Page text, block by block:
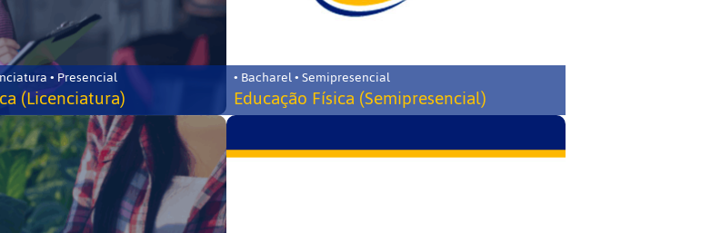
• Presencial
(Licenciatura)
• Bacharel • Semipresencial
Educação Física (Semipresencial)